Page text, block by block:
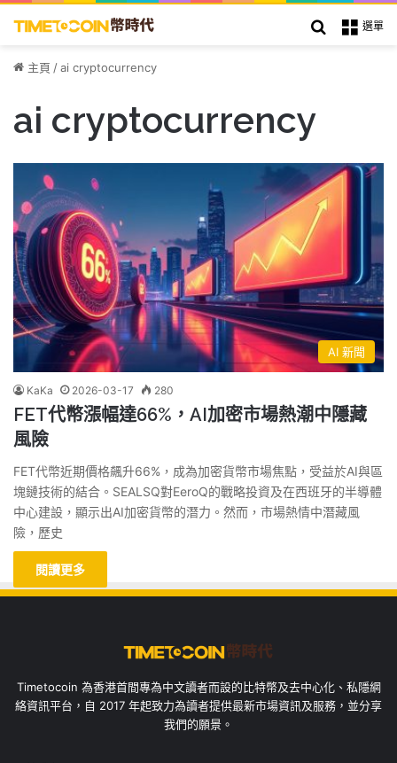
選單
搜索
主頁 /ai cryptocurrency
ai cryptocurrency
AI 新聞
KaKa 2026-03-17 280
FET代幣漲幅達66%，AI加密市場熱潮中隱藏
風險
FET代幣近期價格飆升66%，成為加密貨幣市場焦點，受益於AI與區
塊鏈技術的結合。SEALSQ對EeroQ的戰略投資及在西班牙的半導體
中心建設，顯示出AI加密貨幣的潛力。然而，市場熱情中潛藏風
險，歷史
閱讀更多
Timetocoin 為香港首間專為中文讀者而設的比特幣及去中心化、私隱網
絡資訊平台，自 2017 年起致力為讀者提供最新市場資訊及服務，並分享
我們的願景。